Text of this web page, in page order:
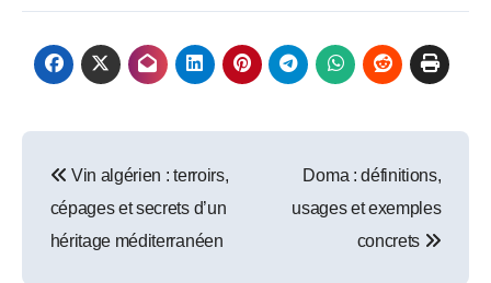
de
l’article
Vin algérien : terroirs,
cépages et secrets d’un
héritage méditerranéen
Doma : définitions,
usages et exemples
concrets